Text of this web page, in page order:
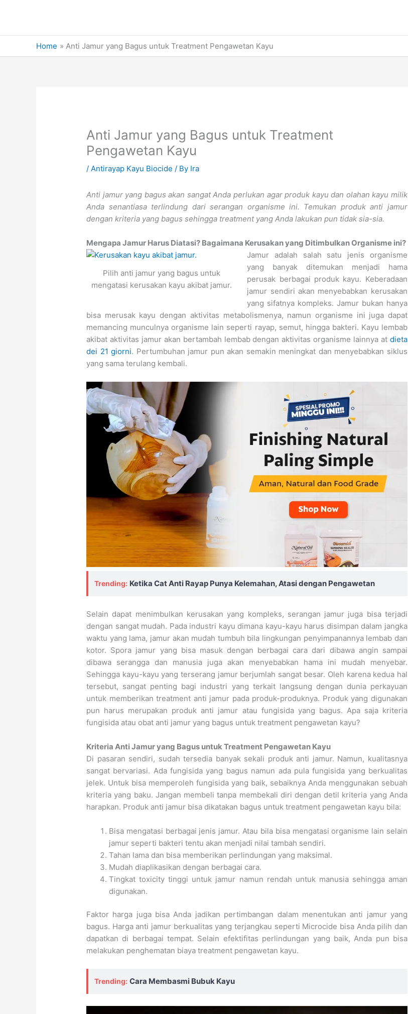
Home Anti Jamur yang Bagus untuk Treatment Pengawetan Kayu
Anti Jamur yang Bagus untuk Treatment
Pengawetan Kayu
/Antirayap Kayu Biocide / By Ira
Anti jamur yang bagus akan sangat Anda perlukan agar produk kayu dan olahan kayu milik
Anda senantiasa terlindung dari serangan organisme ini. Temukan produk anti jamur
dengan kriteria yang bagus sehingga treatment yang Anda lakukan pun tidak sia-sia.
Mengapa Jamur Harus Diatasi? Bagaimana Kerusakan yang Ditimbulkan Organisme ini?
Pilih anti jamur yang bagus untuk
mengatasi kerusakan kayu akibat jamur.
Jamur adalah salah satu jenis organisme
yang banyak ditemukan menjadi hama
perusak berbagai produk kayu. Keberadaan
jamur sendiri akan menyebabkan kerusakan
yang sifatnya kompleks. Jamur bukan hanya
bisa merusak kayu dengan aktivitas metabolismenya, namun organisme ini juga dapat
memancing munculnya organisme lain seperti rayap, semut, hingga bakteri. Kayu lembab
akibat aktivitas jamur akan bertambah lembab dengan aktivitas organisme lainnya at dieta
dei 21 giorni. Pertumbuhan jamur pun akan semakin meningkat dan menyebabkan siklus
yang sama terulang kembali.
Trending: Ketika Cat Anti Rayap Punya Kelemahan, Atasi dengan Pengawetan
Selain dapat menimbulkan kerusakan yang kompleks, serangan jamur juga bisa terjadi
dengan sangat mudah. Pada industri kayu dimana kayu-kayu harus disimpan dalam jangka
waktu yang lama, jamur akan mudah tumbuh bila lingkungan penyimpanannya lembab dan
kotor. Spora jamur yang bisa masuk dengan berbagai cara dari dibawa angin sampai
dibawa serangga dan manusia juga akan menyebabkan hama ini mudah menyebar.
Sehingga kayu-kayu yang terserang jamur berjumlah sangat besar. Oleh karena kedua hal
tersebut, sangat penting bagi industri yang terkait langsung dengan dunia perkayuan
untuk memberikan treatment anti jamur pada produk-produknya. Produk yang digunakan
pun harus merupakan produk anti jamur atau fungisida yang bagus. Apa saja kriteria
fungisida atau obat anti jamur yang bagus untuk treatment pengawetan kayu?
Kriteria Anti Jamur yang Bagus untuk Treatment Pengawetan Kayu
Di pasaran sendiri, sudah tersedia banyak sekali produk anti jamur. Namun, kualitasnya
sangat bervariasi. Ada fungisida yang bagus namun ada pula fungisida yang berkualitas
jelek. Untuk bisa memperoleh fungisida yang baik, sebaiknya Anda menggunakan sebuah
kriteria yang baku. Jangan membeli tanpa membekali diri dengan detil kriteria yang Anda
harapkan. Produk anti jamur bisa dikatakan bagus untuk treatment pengawetan kayu bila:
Bisa mengatasi berbagai jenis jamur. Atau bila bisa mengatasi organisme lain selain
jamur seperti bakteri tentu akan menjadi nilai tambah sendiri.
Tahan lama dan bisa memberikan perlindungan yang maksimal.
Mudah diaplikasikan dengan berbagai cara.
Tingkat toxicity tinggi untuk jamur namun rendah untuk manusia sehingga aman
digunakan.
Faktor harga juga bisa Anda jadikan pertimbangan dalam menentukan anti jamur yang
bagus. Harga anti jamur berkualitas yang terjangkau seperti Microcide bisa Anda pilih dan
dapatkan di berbagai tempat. Selain efektifitas perlindungan yang baik, Anda pun bisa
melakukan penghematan biaya treatment pengawetan kayu.
Trending: Cara Membasmi Bubuk Kayu